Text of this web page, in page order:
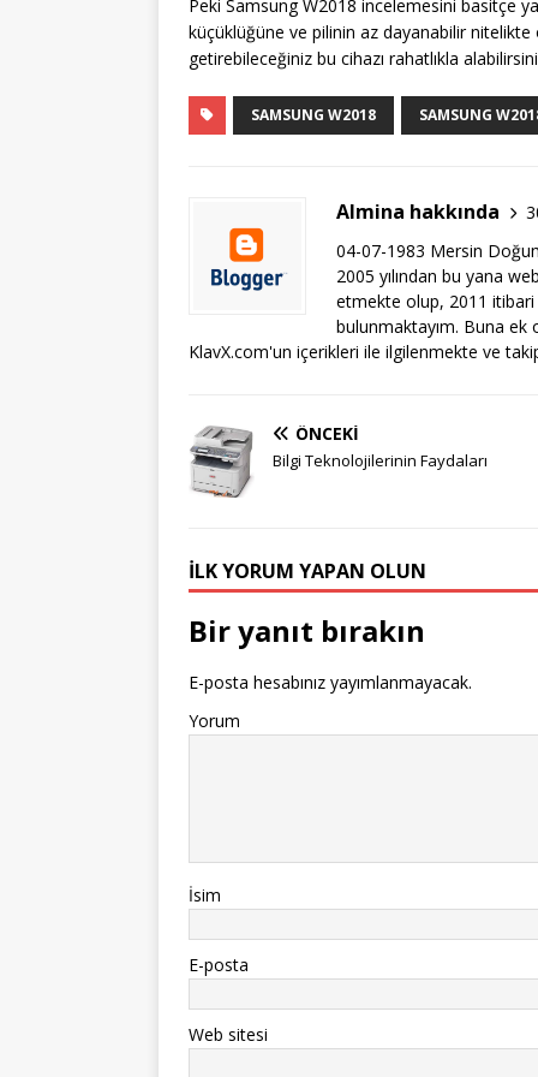
Peki Samsung W2018 incelemesini basitçe
küçüklüğüne ve pilinin az dayanabilir nitelikte
getirebileceğiniz bu cihazı rahatlıkla
SAMSUNG W2018 SAMSUNG
Almina hakkında
04-07-1983 Mersin
2005 yılından bu yana
etmekte olup, 2011 itibari
bulunmaktayım. Buna ek
KlavX.com'un içerikleri ile ilgilenmekte ve
ÖNCEKI
Bilgi Teknolojilerinin Faydaları
İLK YORUM YAPAN OLUN
Bir yanıt bırakın
E-posta hesabınız yayımlanmayacak.
Yorum
İsim
E-posta
Web sitesi